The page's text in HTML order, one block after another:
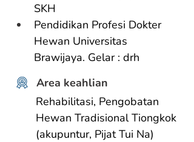
SKH
Pendidikan Profesi Dokter
Hewan Universitas
Brawijaya. Gelar : drh
Area keahlian
Rehabilitasi, Pengobatan
Hewan Tradisional Tiongkok
(akupuntur, Pijat Tui Na)